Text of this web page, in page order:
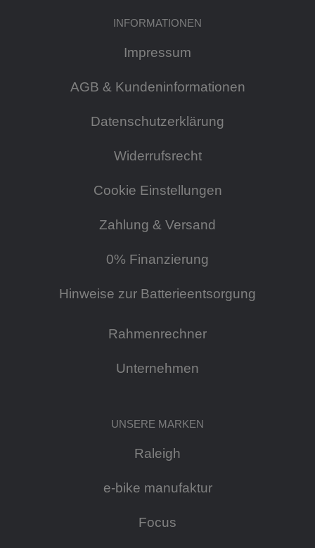
INFORMATIONEN
Impressum
AGB & Kundeninformationen
Datenschutzerklärung
Widerrufsrecht
Cookie Einstellungen
Zahlung & Versand
0% Finanzierung
Hinweise zur Batterieentsorgung
Rahmenrechner
Unternehmen
UNSERE MARKEN
Raleigh
e-bike manufaktur
Focus